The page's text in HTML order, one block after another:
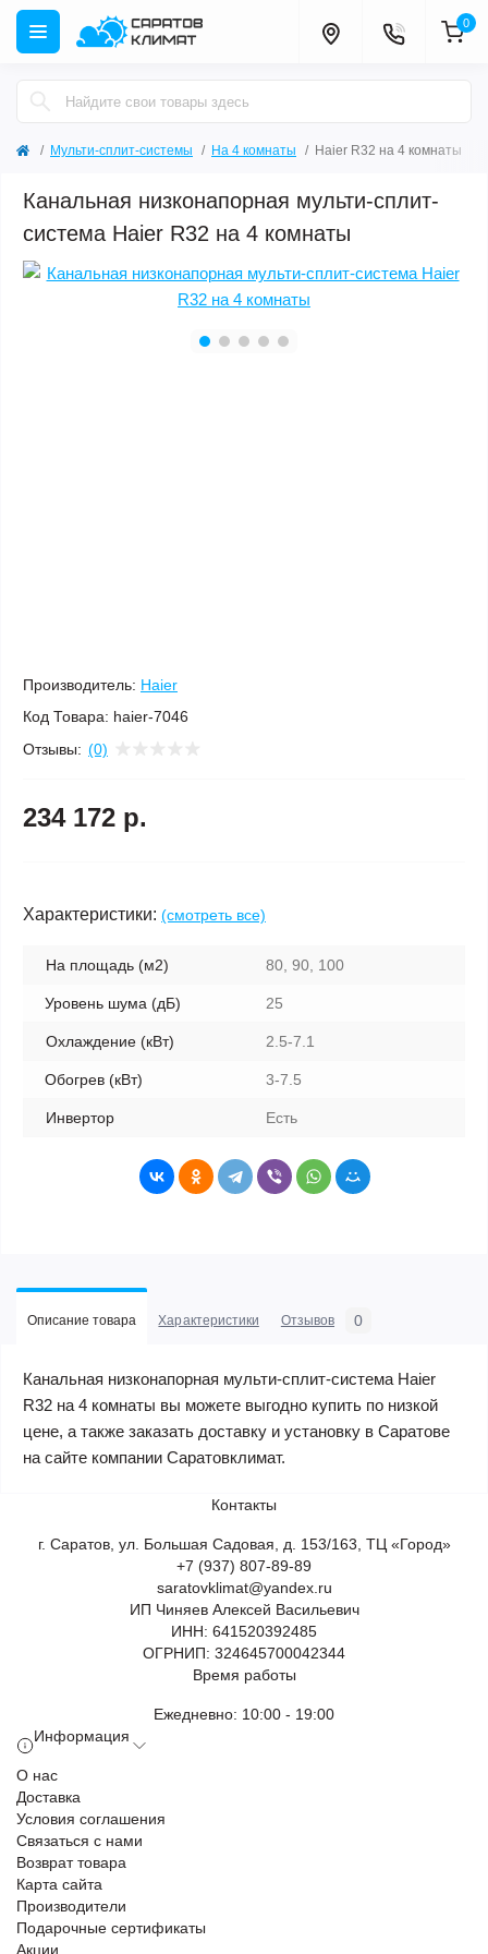
0
Мульти-сплит-системы На 4 комнаты Haier R32 на 4 комнаты
Канальная низконапорная мульти-сплит-
система Haier R32 на 4 комнаты
Производитель: Haier
Код Товара: haier-7046
Отзывы: (0)
234 172 р.
Характеристики: (смотреть все)
На площадь (м2) 80, 90, 100
Уровень шума (дБ) 25
Охлаждение (кВт) 2.5-7.1
Обогрев (кВт) 3-7.5
Инвертор Есть
Описание товара Характеристики Отзывов 0
Канальная низконапорная мульти-сплит-система Haier
R32 на 4 комнаты вы можете выгодно купить по низкой
цене, а также заказать доставку и установку в Саратове
на сайте компании Саратовклимат.
Контакты
г. Саратов, ул. Большая Садовая, д. 153/163, ТЦ «Город»
+7 (937) 807-89-89
saratovklimat@yandex.ru
ИП Чиняев Алексей Васильевич
ИНН: 641520392485
ОГРНИП: 324645700042344
Время работы
Ежедневно: 10:00 - 19:00
Информация
О нас
Доставка
Условия соглашения
Связаться с нами
Возврат товара
Карта сайта
Производители
Подарочные сертификаты
Акции